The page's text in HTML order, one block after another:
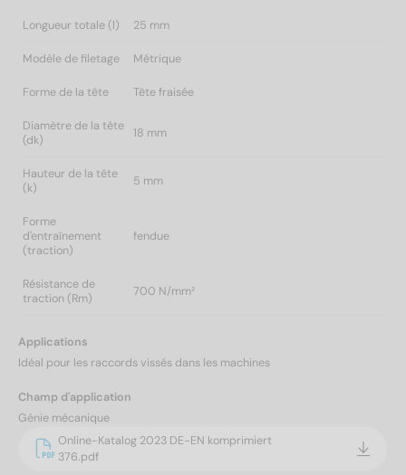
Longueur totale (l) 25 mm
Modèle de filetage Métrique
Forme de la tête Tête fraisée
Diamètre de la tête
(dk)
18 mm
Hauteur de la tête
(k)
5 mm
Forme
d'entraînement
(traction)
fendue
Résistance de
traction (Rm)
700 N/mm²
Applications
Idéal pour les raccords vissés dans les machines
Champ d'application
Génie mécanique
Online-Katalog 2023 DE-EN komprimiert
376.pdf